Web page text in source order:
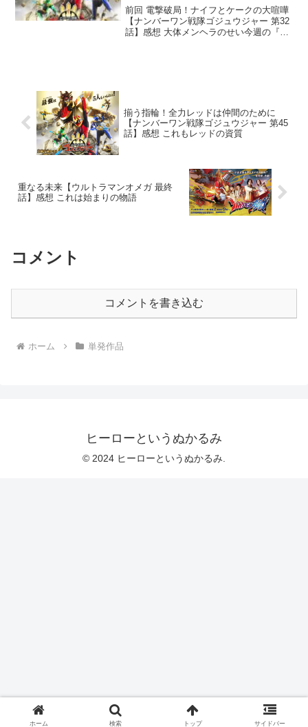
体！
前回 電撃破局！ナイフとケークの大喧嘩
【ナンバーワン戦隊ゴジュウジャー 第32
話】感想 大体メンヘラのせい今週の『補
揃う指輪！全力レッドは仲間のために
【ナンバーワン戦隊ゴジュウジャー 第45
話】感想 これもレッドの資質
重なる未来【ウルトラマンオメガ 最終
話】感想 これは始まりの物語
コメント
コメントを書き込む
ホーム 単発作品
ヒーローというぬかるみ
© 2024 ヒーローというぬかるみ.
ホーム 検索 トップ サイドバー